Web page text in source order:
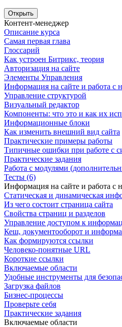
Открыть
Контент-менеджер
Описание курса
Самая первая глава
Глоссарий
Как устроен Битрикс, теория
Авторизация на сайте
Элементы Управления
Информация на сайте и работа с
Управление структурой
Визуальный редактор
Компоненты: что это и как их
Информационные блоки
Как изменить внешний вид сайта
Практические примеры работы
Типичные ошибки при работе с
Практические задания
Работа с модулями
Тесты (6)
Информация на сайте и работа с
Статическая и динамическая
Из чего состоит страница сайта
Свойства страниц и разделов
Управление доступом к
Кеш, документооборот и
Как формируются ссылки
Человеко-понятные URL
Короткие ссылки
Включаемые области
Удобные инструменты для
Загрузка файлов
Бизнес-процессы
Проверьте себя
Практические задания
Включаемые области